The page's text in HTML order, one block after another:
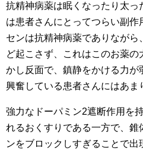
抗精神病薬は眠くなったり太
は患者さんにとってつらい副
センは抗精神病薬でありなが
ど起こさず、これはこのお薬の
かし反面で、鎮静をかける力が
興奮している患者さんにはあま
強力なドーパミン2遮断作用を
れるおくすりである一方で、錐
ンをブロックしすぎることで